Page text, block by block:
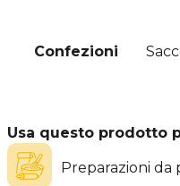
Confezioni
Usa questo prodotto
Preparazioni da